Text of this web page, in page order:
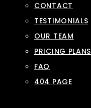
CONTACT
TESTIMONIALS
OUR TEAM
PRICING PLANS
FAQ
404 PAGE